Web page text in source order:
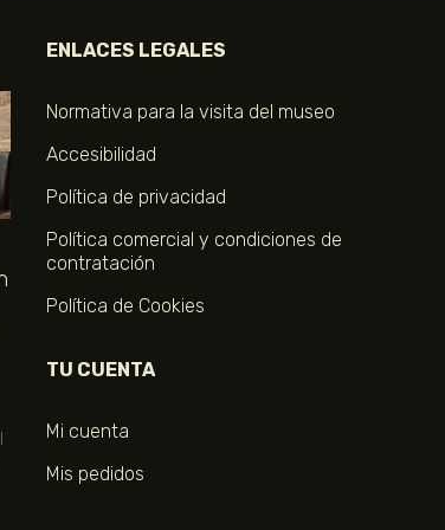
ENLACES LEGALES
Normativa para la visita del museo
Accesibilidad
Política de privacidad
Política comercial y condiciones de
contratación
Política de Cookies
TU CUENTA
Mi cuenta
Mis pedidos